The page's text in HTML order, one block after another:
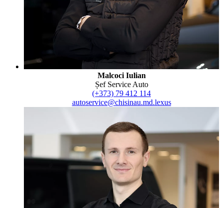
Malcoci Iulian
Șef Service Auto
(+373) 79 412 114
autoservice@chisinau.md.lexus